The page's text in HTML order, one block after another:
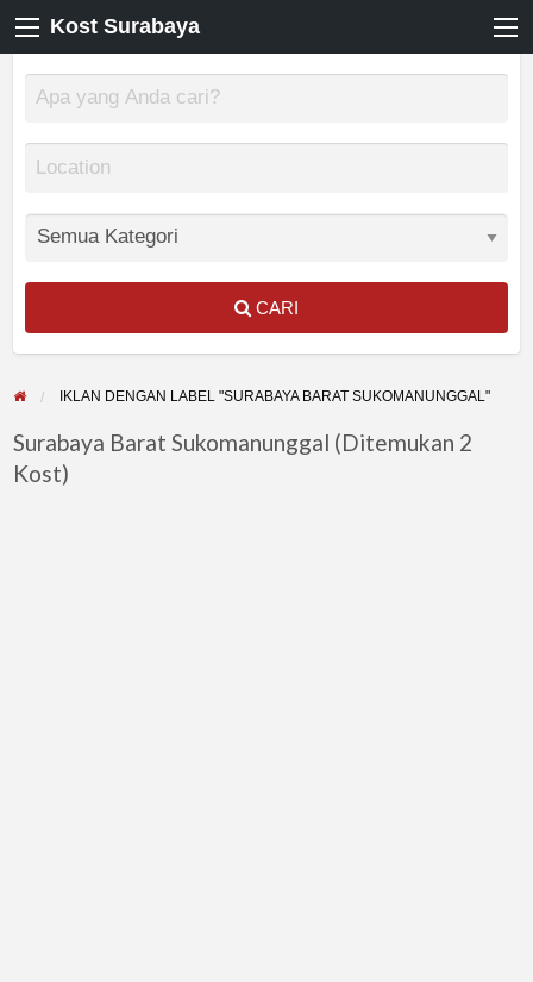
Kost Surabaya
CARI
IKLAN DENGAN LABEL "SURABAYA BARAT SUKOMANUNGGAL"
Surabaya Barat Sukomanunggal (Ditemukan 2
Kost)